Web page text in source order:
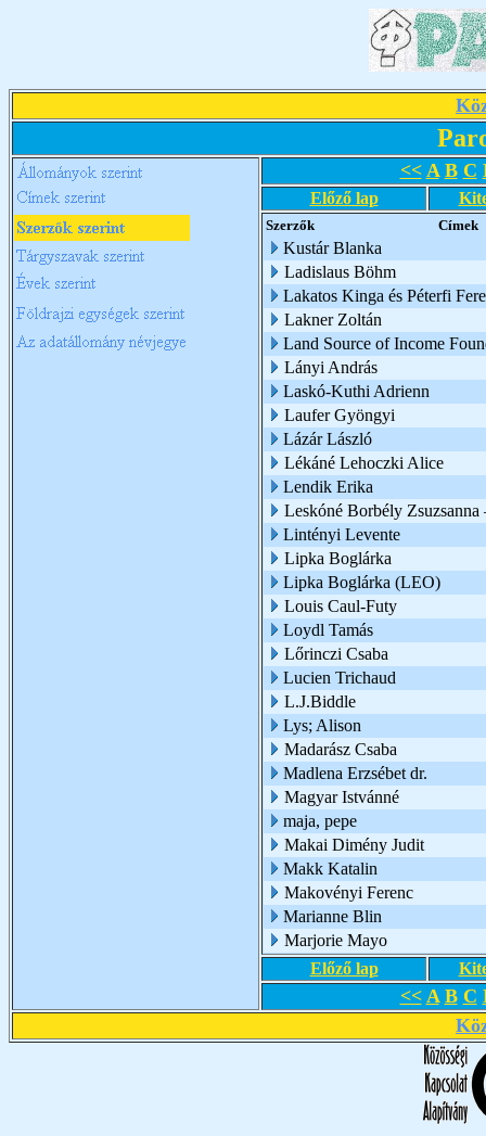
<< A B C
Előző lap
Szerzők Címek
Kustár Blanka
Ladislaus Böhm
Lakatos Kinga és Péterfi
Lakner Zoltán
Land Source of Income
Lányi András
Laskó-Kuthi Adrienn
Laufer Gyöngyi
Lázár László
Lékáné Lehoczki Alice
Lendik Erika
Leskóné Borbély
Lintényi Levente
Lipka Boglárka
Lipka Boglárka (LEO)
Louis Caul-Futy
Loydl Tamás
Lőrinczi Csaba
Lucien Trichaud
L.J.Biddle
Lys; Alison
Madarász Csaba
Madlena Erzsébet dr.
Magyar Istvánné
maja, pepe
Makai Dimény Judit
Makk Katalin
Makovényi Ferenc
Marianne Blin
Marjorie Mayo
Előző lap
<< A B C